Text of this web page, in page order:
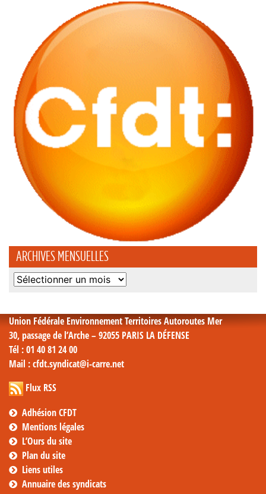
ARCHIVES MENSUELLES
Archives
Union Fédérale Environnement Territoires Autoroutes Mer
30, passage de l’Arche – 92055 PARIS LA DÉFENSE
Tél : 01 40 81 24 00
Mail : cfdt.syndicat@i-carre.net
Flux RSS
Adhésion CFDT
Mentions légales
L’Ours du site
Plan du site
Liens utiles
Annuaire des syndicats